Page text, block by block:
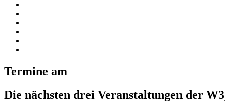
Termine am
Die nächsten drei Veranstaltungen der W3_